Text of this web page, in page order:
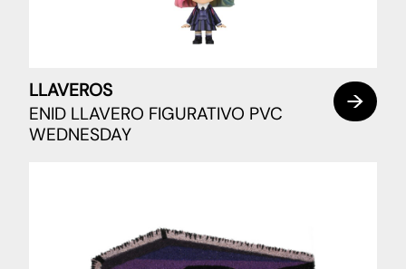
LLAVEROS
ENID LLAVERO FIGURATIVO PVC
WEDNESDAY